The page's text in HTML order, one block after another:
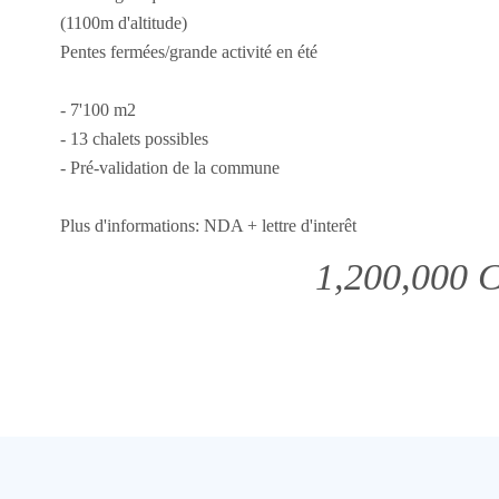
(1100m d'altitude)
Pentes fermées/grande activité en été
- 7'100 m2
- 13 chalets possibles
- Pré-validation de la commune
Plus d'informations: NDA + lettre d'interêt
1,200,000